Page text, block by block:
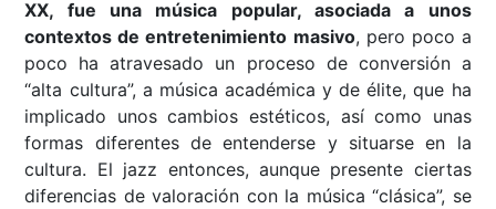
XX, fue una música popular, asociada a unos
contextos de entretenimiento masivo, pero poco a
poco ha atravesado un proceso de conversión a
“alta cultura”, a música académica y de élite, que ha
implicado unos cambios estéticos, así como unas
formas diferentes de entenderse y situarse en la
cultura. El jazz entonces, aunque presente ciertas
diferencias de valoración con la música “clásica”, se